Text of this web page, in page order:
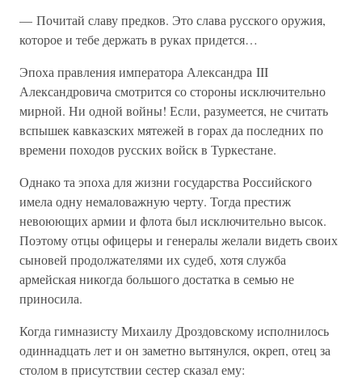
— Почитай славу предков. Это слава русского оружия,
которое и тебе держать в руках придется…
Эпоха правления императора Александра III
Александровича смотрится со стороны исключительно
мирной. Ни одной войны! Если, разумеется, не считать
вспышек кавказских мятежей в горах да последних по
времени походов русских войск в Туркестане.
Однако та эпоха для жизни государства Российского
имела одну немаловажную черту. Тогда престиж
невоюющих армии и флота был исключительно высок.
Поэтому отцы офицеры и генералы желали видеть своих
сыновей продолжателями их судеб, хотя служба
армейская никогда большого достатка в семью не
приносила.
Когда гимназисту Михаилу Дроздовскому исполнилось
одиннадцать лет и он заметно вытянулся, окреп, отец за
столом в присутствии сестер сказал ему: